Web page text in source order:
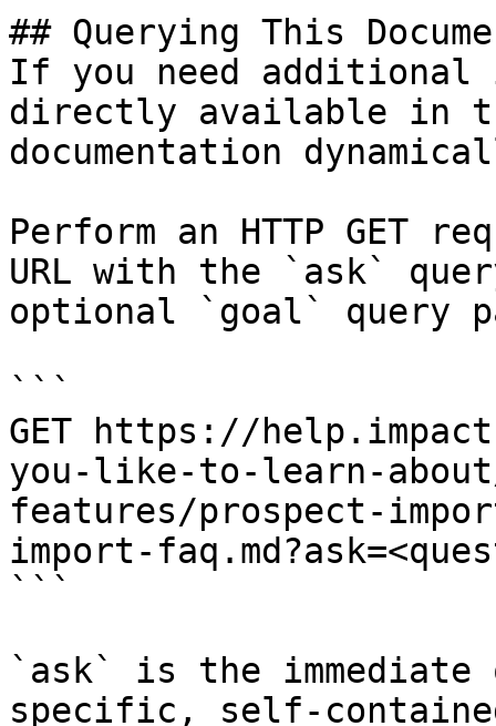
## Querying This
If you need
directly available in
documentation
Perform an HTTP GET
URL with the `ask`
optional `goal` query
```
GET https://
you-like-to-learn-
features/prospect-
import-
```
`ask` is the
specific, self-